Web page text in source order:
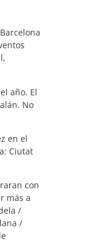
año. El
No
en el
Ciutat
con
más a
/
/